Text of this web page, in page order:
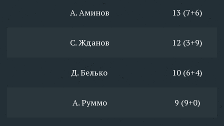
А. Аминов 13 (7+6)
С. Жданов 12 (3+9)
Д. Белько 10 (6+4)
А. Руммо 9 (9+0)